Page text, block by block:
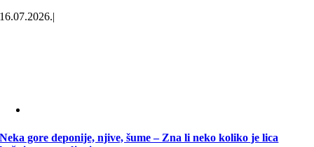
16.07.2026.|
Neka gore deponije, njive, šume – Zna li neko koliko je lica